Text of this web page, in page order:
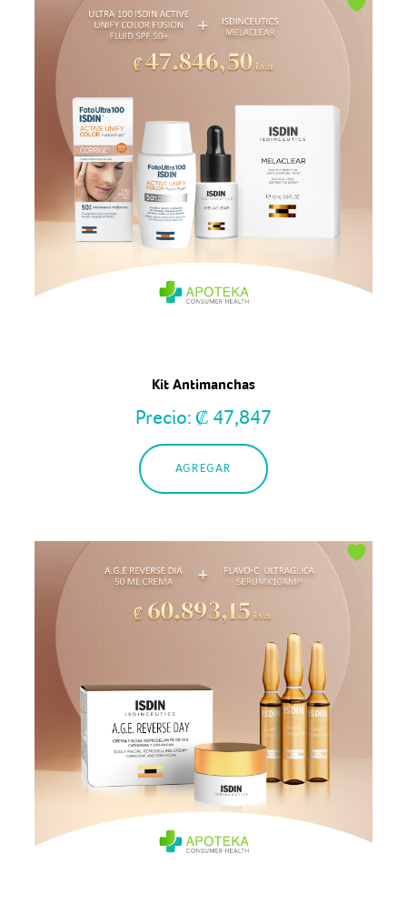
Kit Antimanchas
Precio: ₡ 47,847
AGREGAR